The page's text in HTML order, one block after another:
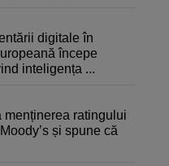
digitale în
începe
inteligența ...
menținerea ratingului
și spune că